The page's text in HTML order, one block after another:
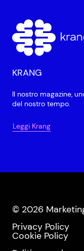
KRANG
Il nostro magazine,
del nostro tempo.
Leggi Krang
© 2026
Privacy Policy
Cookie Policy